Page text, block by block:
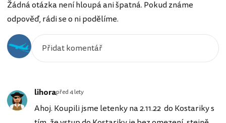
Žádná otázka není hloupá ani špatná. Pokud známe
odpověď, rádi se o ni podělíme.
lihorapřed 4 lety
Ahoj. Koupili jsme letenky na 2.11.22 do Kostariky s